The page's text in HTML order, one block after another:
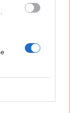
Tottenham.